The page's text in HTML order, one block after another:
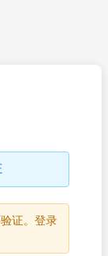
证。登录